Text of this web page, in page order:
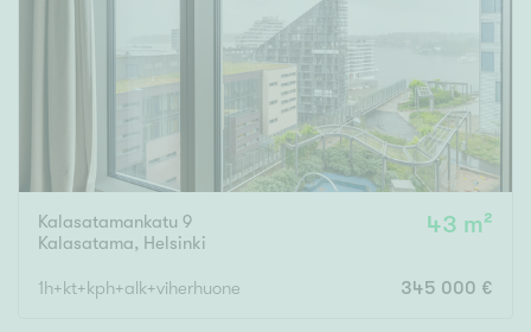
Kalasatamankatu 9
Kalasatama, Helsinki
43 m²
1h+kt+kph+alk+viherhuone 345 000 €